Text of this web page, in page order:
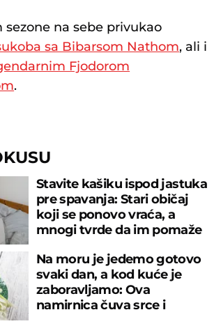
sezone na sebe privukao
sa Bibarsom Nathom, ali i
Fjodorom
.
Stavite kašiku ispod jastuka
pre spavanja: Stari običaj
koji se ponovo vraća, a
mnogi tvrde da im pomaže
Na moru je jedemo gotovo
svaki dan, a kod kuće je
zaboravljamo: Ova
namirnica čuva srce i